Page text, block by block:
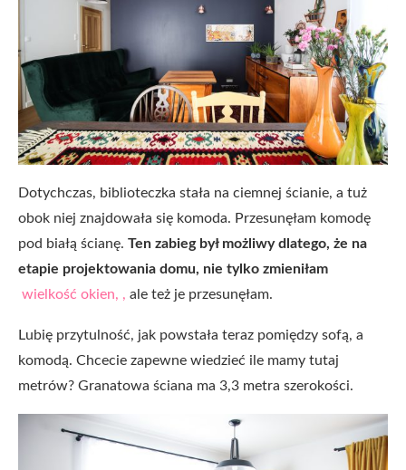
Dotychczas, biblioteczka stała na ciemnej ścianie, a tuż
obok niej znajdowała się komoda. Przesunęłam komodę
pod białą ścianę. Ten zabieg był możliwy dlatego, że na
etapie projektowania domu, nie tylko zmieniłam
wielkość okien, , ale też je przesunęłam.
Lubię przytulność, jak powstała teraz pomiędzy sofą, a
komodą. Chcecie zapewne wiedzieć ile mamy tutaj
metrów? Granatowa ściana ma 3,3 metra szerokości.